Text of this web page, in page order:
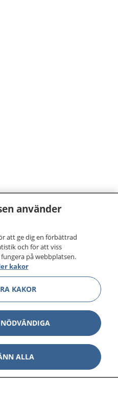
hälsa och vård
och information om
du kan kontakta.
och göra dina
1177 för
runt.
må bättre.
använder
att ge dig en förbättrad
och för att viss
på webbplatsen.
kakor
KAKOR
ALLA